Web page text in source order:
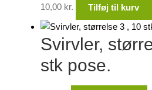
10,00 kr. Tilføj til kurv
Svirvler,
stk pose.